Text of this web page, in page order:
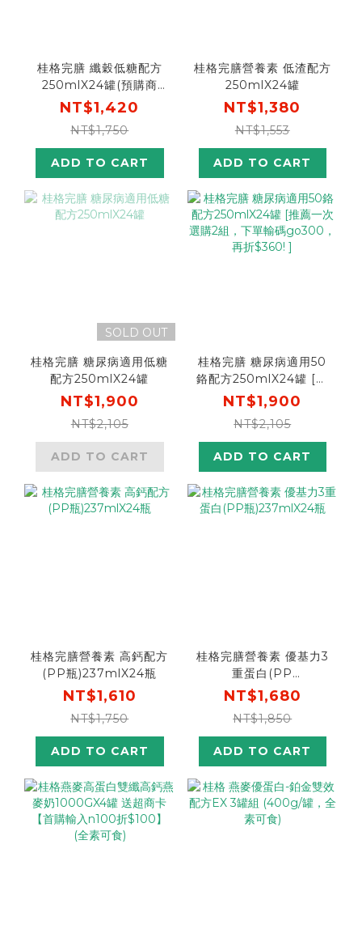
桂格完膳 纖穀低糖配方
250mlX24罐(預購商
品：於2026/07/16開始
陸續出貨)
NT$1,420
NT$1,750
ADD TO CART
桂格完膳營養素 低渣配方
250mlX24罐
NT$1,380
NT$1,553
ADD TO CART
SOLD OUT
桂格完膳 糖尿病適用低糖
配方250mlX24罐
NT$1,900
NT$2,105
ADD TO CART
桂格完膳 糖尿病適用50
鉻配方250mlX24罐 [推
薦一次選購2組，下單輸
碼go300，再折$360! ]
NT$1,900
NT$2,105
ADD TO CART
桂格完膳營養素 高鈣配方
(PP瓶)237mlX24瓶
NT$1,610
NT$1,750
ADD TO CART
桂格完膳營養素 優基力3
重蛋白(PP
瓶)237mlX24瓶
NT$1,680
NT$1,850
ADD TO CART